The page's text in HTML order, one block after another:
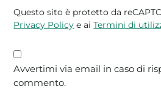
Questo sito è protetto da
Privacy Policy e aiTermini di
Avvertimi via email in caso di
commento.